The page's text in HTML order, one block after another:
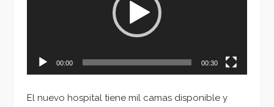
00:00 00:30
El nuevo hospital tiene mil camas disponible y